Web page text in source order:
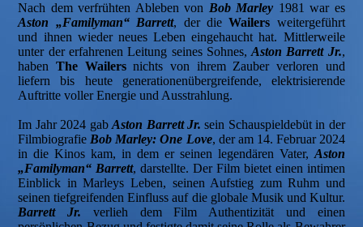
Nach dem verfrühten Ableben von Bob Marley 1981 war es
Aston „Familyman“ Barrett, der dieWailers weitergeführt
und ihnen wieder neues Leben eingehaucht hat. Mittlerweile
unter der erfahrenen Leitung seines Sohnes,Aston Barrett Jr.,
habenThe Wailersnichts von ihrem Zauber verloren und
liefern bis heute generationenübergreifende, elektrisierende
Auftritte voller Energie und Ausstrahlung.
Im Jahr 2024 gabAston Barrett Jr. sein Schauspieldebüt in der
Filmbiografie Bob Marley: One Love, der am 14. Februar 2024
in die Kinos kam, in dem er seinen legendären Vater, Aston
„Familyman“ Barrett, darstellte. Der Film bietet einen intimen
Einblick in Marleys Leben, seinen Aufstieg zum Ruhm und
seinen tiefgreifenden Einfluss auf die globale Musik und Kultur.
Barrett Jr. verlieh dem Film Authentizität und einen